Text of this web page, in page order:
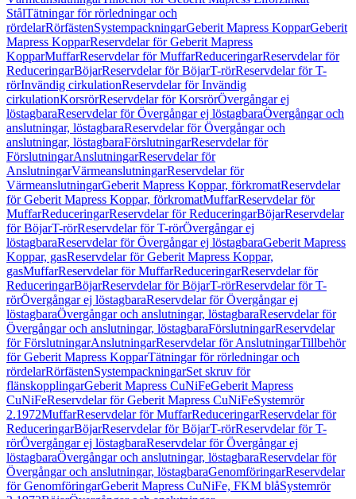
StålTätningar för rörledningar och
rördelarRörfästenSystempackningarGeberit Mapress KopparGeberit
Mapress KopparReservdelar för Geberit Mapress
KopparMuffarReservdelar för MuffarReduceringarReservdelar för
ReduceringarBöjarReservdelar för BöjarT-rörReservdelar för T-
rörInvändig cirkulationReservdelar för Invändig
cirkulationKorsrörReservdelar för KorsrörÖvergångar ej
löstagbaraReservdelar för Övergångar ej löstagbaraÖvergångar och
anslutningar, löstagbaraReservdelar för Övergångar och
anslutningar, löstagbaraFörslutningarReservdelar för
FörslutningarAnslutningarReservdelar för
AnslutningarVärmeanslutningarReservdelar för
VärmeanslutningarGeberit Mapress Koppar, förkromatReservdelar
för Geberit Mapress Koppar, förkromatMuffarReservdelar för
MuffarReduceringarReservdelar för ReduceringarBöjarReservdelar
för BöjarT-rörReservdelar för T-rörÖvergångar ej
löstagbaraReservdelar för Övergångar ej löstagbaraGeberit Mapress
Koppar, gasReservdelar för Geberit Mapress Koppar,
gasMuffarReservdelar för MuffarReduceringarReservdelar för
ReduceringarBöjarReservdelar för BöjarT-rörReservdelar för T-
rörÖvergångar ej löstagbaraReservdelar för Övergångar ej
löstagbaraÖvergångar och anslutningar, löstagbaraReservdelar för
Övergångar och anslutningar, löstagbaraFörslutningarReservdelar
för FörslutningarAnslutningarReservdelar för AnslutningarTillbehör
för Geberit Mapress KopparTätningar för rörledningar och
rördelarRörfästenSystempackningarSet skruv för
flänskopplingarGeberit Mapress CuNiFeGeberit Mapress
CuNiFeReservdelar för Geberit Mapress CuNiFeSystemrör
2.1972MuffarReservdelar för MuffarReduceringarReservdelar för
ReduceringarBöjarReservdelar för BöjarT-rörReservdelar för T-
rörÖvergångar ej löstagbaraReservdelar för Övergångar ej
löstagbaraÖvergångar och anslutningar, löstagbaraReservdelar för
Övergångar och anslutningar, löstagbaraGenomföringarReservdelar
för GenomföringarGeberit Mapress CuNiFe, FKM blåSystemrör